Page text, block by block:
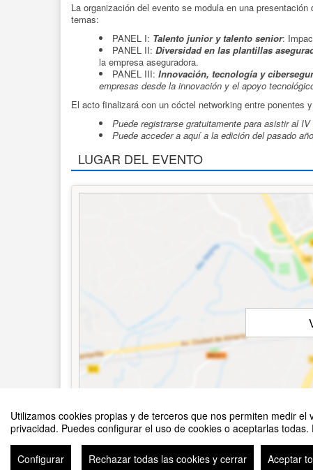
Utilizamos cookies propias y de terceros que nos permiten medir
privacidad. Puedes configurar el uso de cookies o aceptarlas
Configurar Rechazar todas las cookies y cerrar Aceptar
La organización del evento se modula en una
temas:
PANEL I: Talento junior y talento senior:
PANEL II: Diversidad en las plantillas
la empresa aseguradora.
PANEL III: Innovación, tecnología y
empresas desde la innovación y el apoyo
El acto finalizará con un cóctel networking entre ponentes
Puede registrarse gratuitamente para asistir al
Puede acceder a aquí a la edición del pasado
LUGAR DEL EVENTO